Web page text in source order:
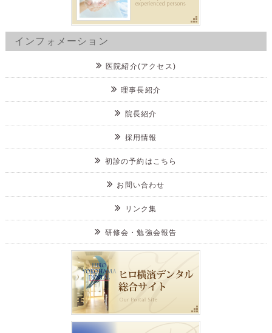
インフォメーション
医院紹介(アクセス)
理事長紹介
院長紹介
採用情報
初診の予約はこちら
お問い合わせ
リンク集
研修会・勉強会報告